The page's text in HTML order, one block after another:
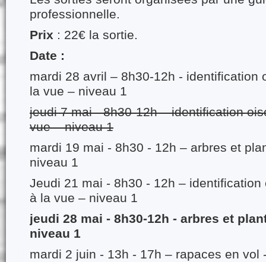
professionnelle.
Prix : 22€ la sortie.
Date :
mardi 28 avril – 8h30-12h - identification
la vue – niveau 1
jeudi 7 mai - 8h30-12h – identification
vue – niveau 1
mardi 19 mai - 8h30 - 12h – arbres et
niveau 1
Jeudi 21 mai - 8h30 - 12h –
à la vue – niveau 1
jeudi 28 mai - 8h30-12h - arbres et
niveau 1
mardi 2 juin - 13h - 17h – rapaces en vol